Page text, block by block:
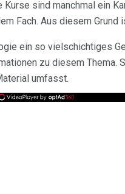
sind manchmal ein
Fach. Aus diesem
ein so vielschichtiges
zu diesem Thema.
umfasst.